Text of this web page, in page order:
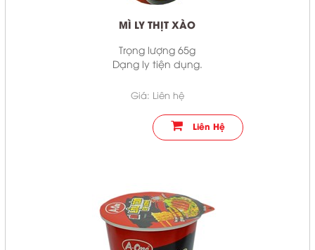
MÌ LY THỊT XÀO
Trọng lượng 65g
Dạng ly tiện dụng.
Giá: Liên hệ
Liên Hệ